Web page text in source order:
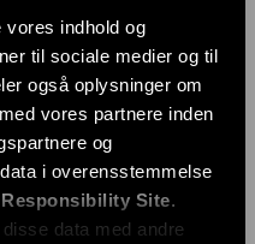
indhold og
til sociale medier og til
også oplysninger om
vores partnere inden
og
i overensstemmelse
Site
data med andre